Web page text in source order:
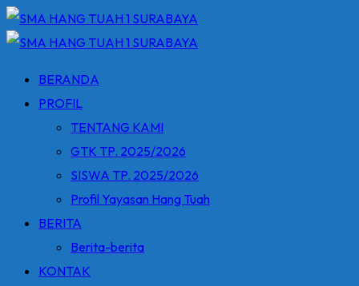
Skip
to
BERANDA
PROFIL
TENTANG KAMI
GTK TP. 2025/2026
SISWA TP. 2025/2026
Profil Yayasan Hang Tuah
BERITA
Berita-berita
KONTAK